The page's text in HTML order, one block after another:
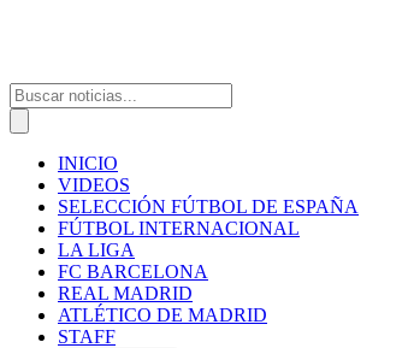
INICIO
VIDEOS
SELECCIÓN FÚTBOL DE ESPAÑA
FÚTBOL INTERNACIONAL
LA LIGA
FC BARCELONA
REAL MADRID
ATLÉTICO DE MADRID
STAFF